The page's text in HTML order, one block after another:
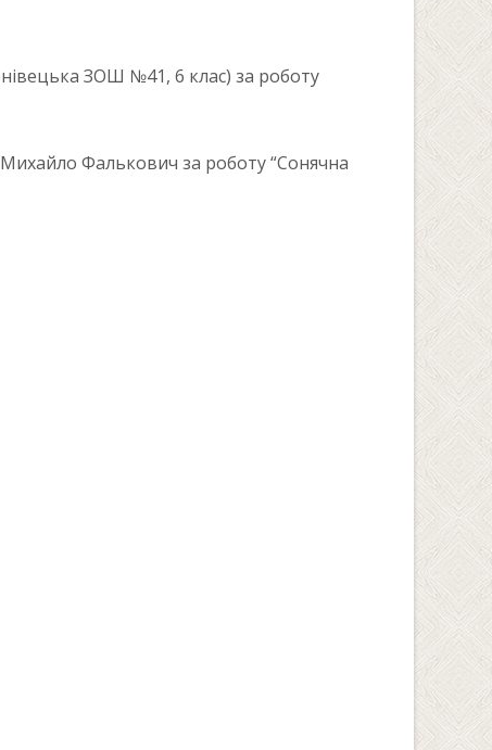
ЗОШ №41, 6 клас) за роботу
Фалькович за роботу “Сонячна